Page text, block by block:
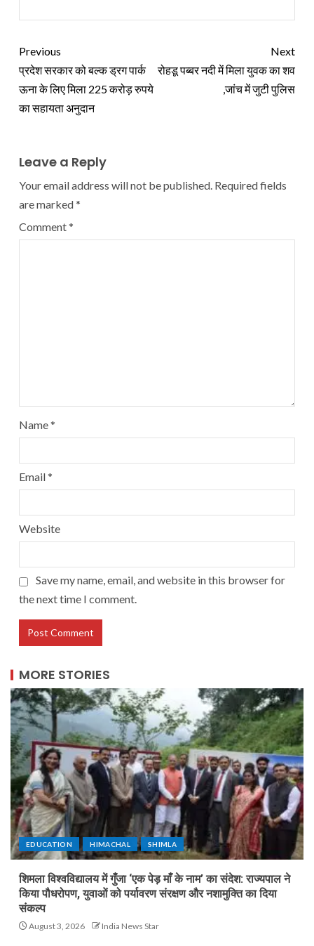
Previous
प्रदेश सरकार को बल्क ड्रग पार्क
ऊना के लिए मिला 225 करोड़ रुपये
का सहायता अनुदान
Next
रोहडू पब्बर नदी में मिला युवक का शव
,जांच में जुटी पुलिस
Leave a Reply
Your email address will not be published. Required fields
are marked*
Comment*
Name*
Email*
Website
Save my name, email, and website in this browser for
the next time I comment.
MORE STORIES
EDUCATION HIMACHAL SHIMLA
शिमला विश्वविद्यालय में गुँजा ‘एक पेड़ माँ के नाम’ का संदेश: राज्यपाल ने
किया पौधरोपण, युवाओं को पर्यावरण संरक्षण और नशामुक्ति का दिया
संकल्प
August 3, 2026 India News Star